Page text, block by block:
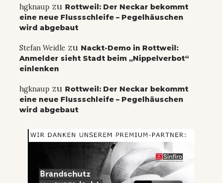
hgknaup zu Rottweil: Der Neckar bekommt
eine neue Flussschleife – Pegelhäuschen
wird abgebaut
Stefan Weidle zu Nackt-Demo in Rottweil:
Anmelder sieht Stadt beim „Nippelverbot“
einlenken
hgknaup zu Rottweil: Der Neckar bekommt
eine neue Flussschleife – Pegelhäuschen
wird abgebaut